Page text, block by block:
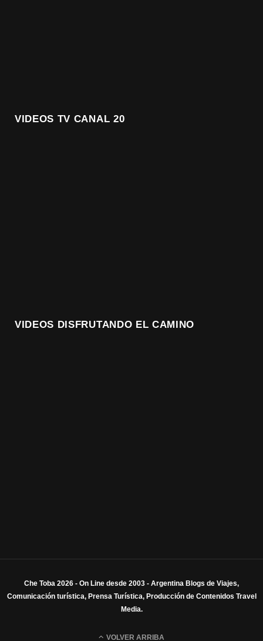
VIDEOS TV CANAL 20
VIDEOS DISFRUTANDO EL CAMINO
Che Toba 2026 - On Line desde 2003 - Argentina Blogs de Viajes,
Comunicación turística, Prensa Turística, Producción de Contenidos Travel
Media.
VOLVER ARRIBA